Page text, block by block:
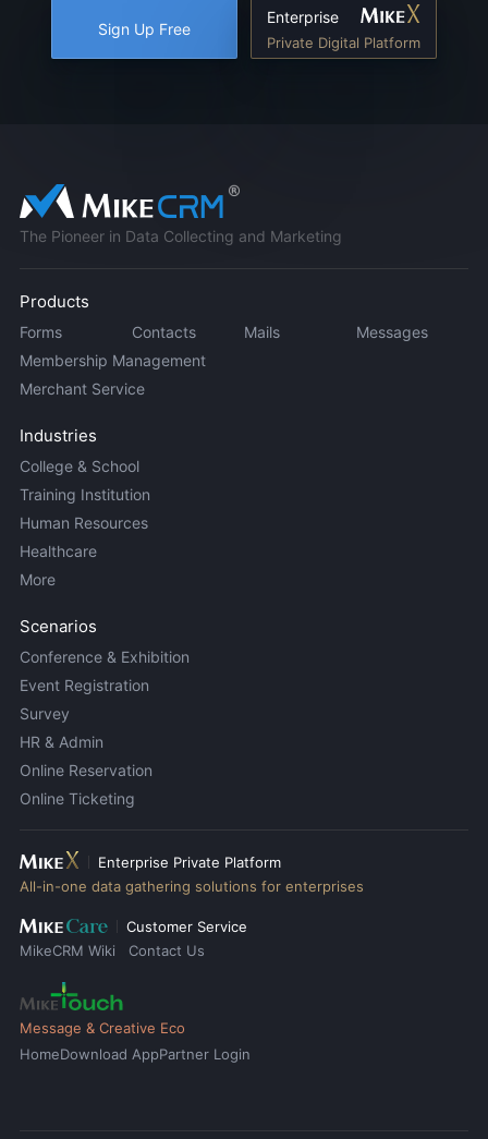
Sign Up Free
Enterprise
Private Digital Platform
The Pioneer in Data Collecting and Marketing
Products
Forms Contacts Mails
Messages
Membership Management
Merchant Service
Industries
College & School
Training Institution
Human Resources
Healthcare
More
Scenarios
Conference & Exhibition
Event Registration
Survey
HR & Admin
Online Reservation
Online Ticketing
Enterprise Private Platform
All-in-one data gathering solutions for enterprises
Customer Service
MikeCRM Wiki
Contact Us
Message & Creative Eco
HomeDownload AppPartner Login